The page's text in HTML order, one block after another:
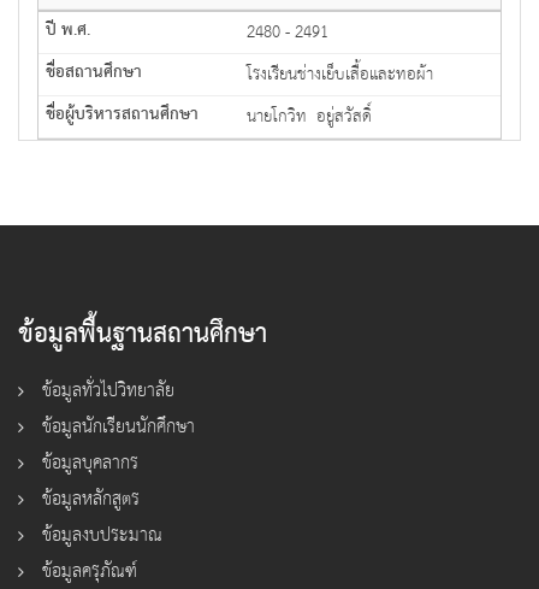
2480 - 2491
โรงเรียนช่างเย็บเสื้อและทอผ้า
นายโกวิท อยู่สวัสดิ์
ข้อมูลพื้นฐานสถานศึกษา
ข้อมูลทั่วไปวิทยาลัย
ข้อมูลนักเรียนนักศึกษา
ข้อมูลบุคลากร
ข้อมูลหลักสูตร
ข้อมูลงบประมาณ
ข้อมูลครุภัณฑ์